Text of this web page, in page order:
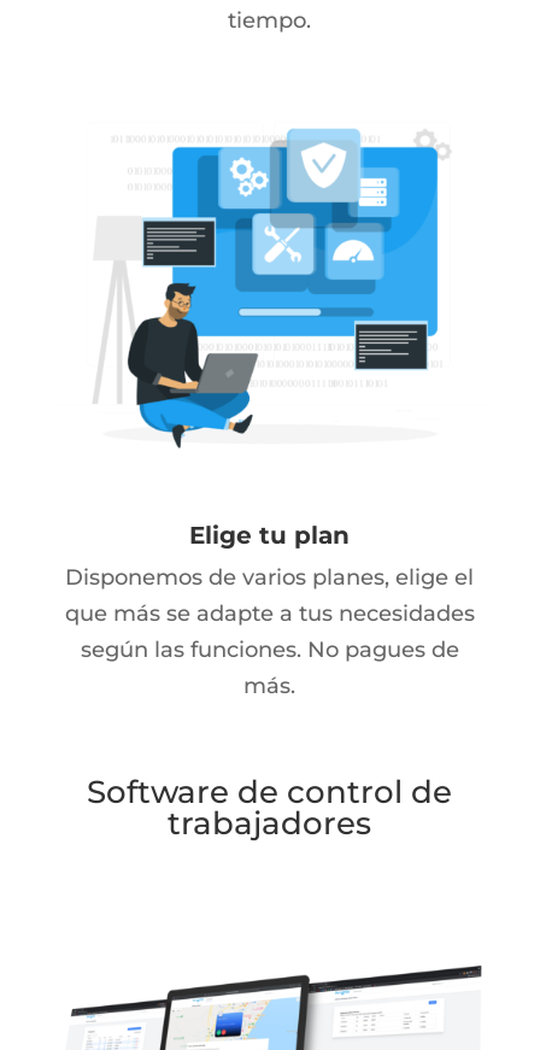
tiempo.
Elige tu plan
Disponemos de varios planes, elige el
que más se adapte a tus necesidades
según las funciones. No pagues de
más.
Software de control de
trabajadores